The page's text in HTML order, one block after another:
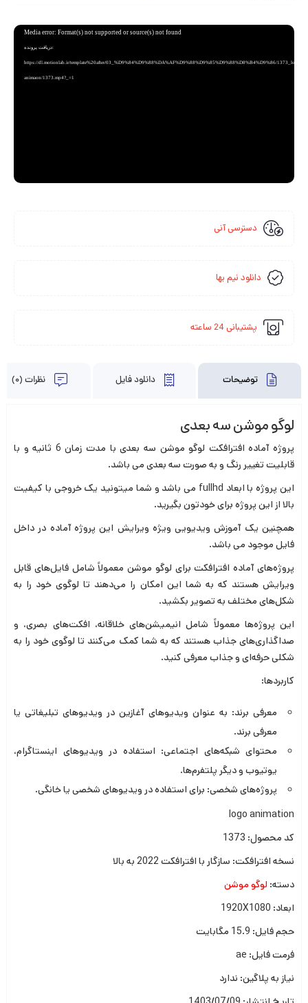
نمایشگر
Media error: Format(s) not supported or source(s) not found
دریافت پرونده:
https://dl.motionlab.ir/template%20after/03_%D9%84%D9%88%DA%AF%D9%88%D9%85%D9%88%D8%B4%D9%86/1373_logo-
animaon/1373.mp4?_=1
دسترسی آنی
دانلود نیم بها
پشتیبانی 24 ساعته
توضیحات دانلود فایل نظرات (0)
لوگو موشن سه بعدی
پروژه آماده افترافکت لوگو موشن سه بعدی با مدت زمان 6 ثانیه و با
قابلیت تغییر رنگ و به صورت سه بعدی می باشد.
این پروژه با ابعاد fullhd می باشد و شما میتونید یک خروجی با کیفیت
بالا از این پروژه برای خودتون بگیرید.
همچنین یک آموزش ویدیویی ویژه ویرایش این پروژه آماده در داخل
فایل موجود می باشد.
پروژه‌های آماده افترافکت برای لوگو موشن معمولاً شامل فایل‌های قابل
ویرایش هستند که به شما این امکان را می‌دهند تا لوگوی خود را به
شکل‌های مختلف به تصویر بکشید.
این پروژه‌ها معمولاً شامل انیمیشن‌های خلاقانه، افکت‌های بصری، و
صداگذاری‌های جذاب هستند که به شما کمک می‌کنند تا لوگوی خود را به
شکلی حرفه‌ای و جذاب معرفی کنید.
کاربردها:
معرفی برند: به عنوان ویدیوهای آغازین در ویدیوهای تبلیغاتی یا
معرفی برند.
محتوای شبکه‌های اجتماعی: استفاده در ویدیوهای اینستاگرام،
یوتیوب و دیگر پلتفرم‌ها.
پروژه‌های شخصی: برای استفاده در ویدیوهای شخصی یا خانگی.
logo animation
کد محصول: 1373
نسخه افترافکت: سازگار با افترافکت 2022 به بالا
دسته: لوگو موشن
ابعاد: 1920X1080
حجم فایل: 15.9 مگابایت
فرمت فایل: ae
نیاز به پلاگین: ندارد